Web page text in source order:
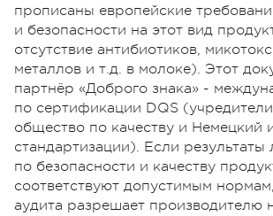
прописаны европейские
и безопасности на этот вид
отсутствие антибиотиков,
металлов и т.д. в молоке). Этот
партнёр «Доброго знака» -
по сертификации DQS
общество по качеству и Немецкий
стандартизации). Если результаты
по безопасности и качеству
соответствуют допустимым
аудита разрешает производителю